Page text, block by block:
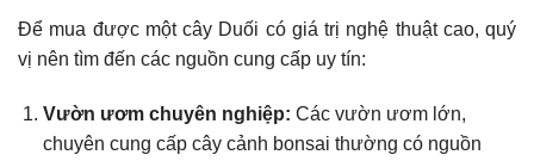
Để mua được một cây Duối có giá trị nghệ thuật cao, quý
vị nên tìm đến các nguồn cung cấp uy tín:
Vườn ươm chuyên nghiệp: Các vườn ươm lớn,
chuyên cung cấp cây cảnh bonsai thường có nguồn